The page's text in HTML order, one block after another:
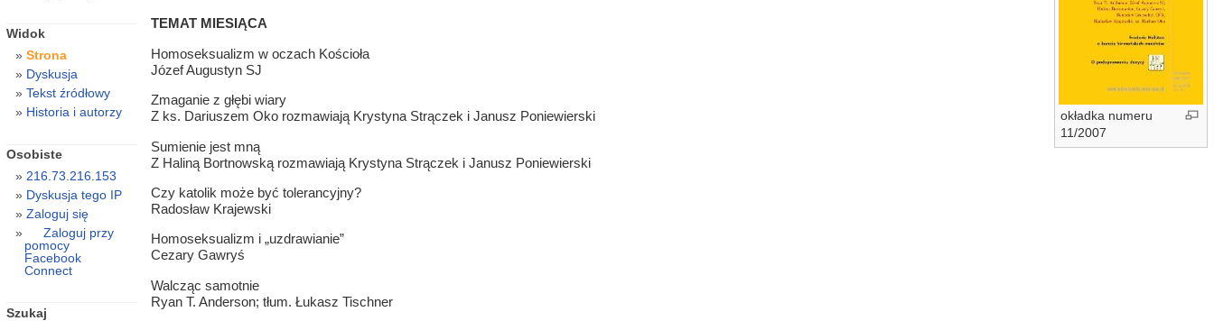
okładka numeru
11/2007
TEMAT MIESIĄCA
Homoseksualizm w oczach Kościoła
Józef Augustyn SJ
Zmaganie z głębi wiary
Z ks. Dariuszem Oko rozmawiają Krystyna Strączek i Janusz Poniewierski
Sumienie jest mną
Z Haliną Bortnowską rozmawiają Krystyna Strączek i Janusz Poniewierski
Czy katolik może być tolerancyjny?
Radosław Krajewski
Homoseksualizm i „uzdrawianie”
Cezary Gawryś
Walcząc samotnie
Ryan T. Anderson; tłum. Łukasz Tischner
Widok
Strona
Dyskusja
Tekst źródłowy
Historia i autorzy
Osobiste
216.73.216.153
Dyskusja tego IP
Zaloguj się
Zaloguj przy
pomocy
Facebook
Connect
Szukaj